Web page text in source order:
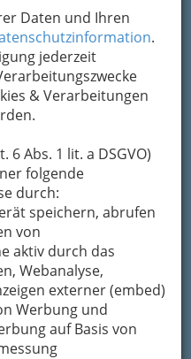
Daten und Ihren
.
jederzeit
& Verarbeitungen
Abs. 1 lit. a DSGVO)
folgende
durch:
speichern, abrufen
von
aktiv durch das
Webanalyse,
externer (embed)
Werbung und
auf Basis von
vor Spam-Mails zu
dieser Stelle zur
ein sicheres
wird nach dem
Mail an das